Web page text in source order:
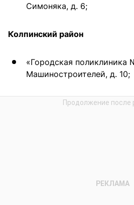
Симоняка, д. 6;
Колпинский район
«Городская поликлиника
Машиностроителей, д. 10;